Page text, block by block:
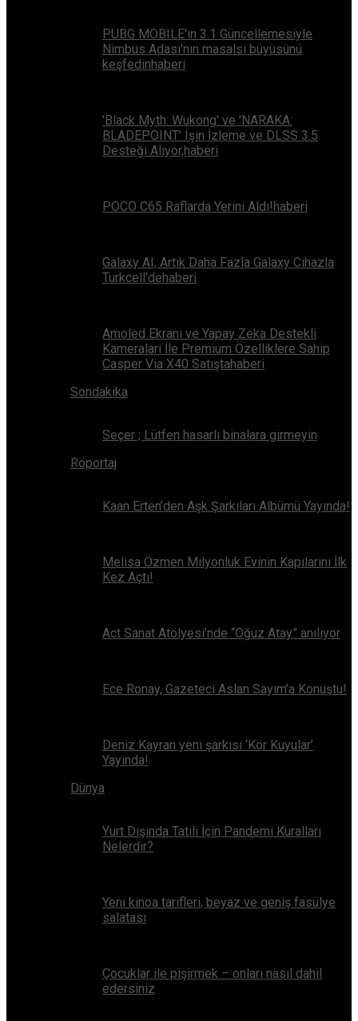
PUBG MOBILE'ın 3.1 Güncellemesiyle
Nimbus Adası'nın masalsı büyüsünü
keşfedinhaberi
'Black Myth: Wukong' ve 'NARAKA:
BLADEPOINT' Işın İzleme ve DLSS 3.5
Desteği Alıyor,haberi
POCO C65 Raflarda Yerini Aldı!haberi
Galaxy AI, Artık Daha Fazla Galaxy Cihazla
Turkcell'dehaberi
Amoled Ekranı ve Yapay Zeka Destekli
Kameraları İle Premium Özelliklere Sahip
Casper Via X40 Satıştahaberi
Sondakika
Seçer ; Lütfen hasarlı binalara girmeyin
Röportaj
Kaan Erten’den Aşk Şarkıları Albümü Yayında!
Melisa Özmen Milyonluk Evinin Kapılarını İlk
Kez Açtı!
Act Sanat Atölyesi’nde “Oğuz Atay” anılıyor
Ece Ronay, Gazeteci Aslan Sayım’a Konuştu!
Deniz Kayran yeni şarkısı ‘Kör Kuyular’
Yayında!
Dünya
Yurt Dışında Tatili İçin Pandemi Kuralları
Nelerdir?
Yeni kinoa tarifleri, beyaz ve geniş fasülye
salatası
Çocuklar ile pişirmek – onları nasıl dahil
edersiniz